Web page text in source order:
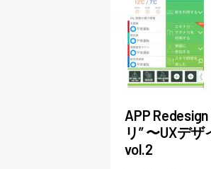
APP
リ” 〜UXデ
vol.2